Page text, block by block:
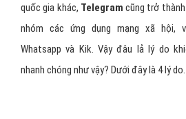
quốc gia khác, Telegram cũng trở
nhóm các ứng dụng mạng xã hội,
Whatsapp và Kik. Vậy đâu lả lý do
nhanh chóng như vậy? Dưới đây là 4 lý do.